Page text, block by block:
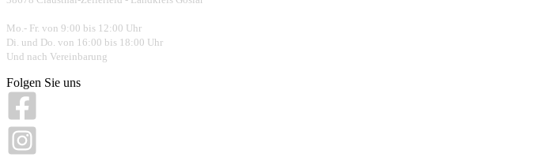
Mo.- Fr. von 9:00 bis 12:00 Uhr
Di. und Do. von 16:00 bis 18:00 Uhr
Und nach Vereinbarung
Folgen Sie uns